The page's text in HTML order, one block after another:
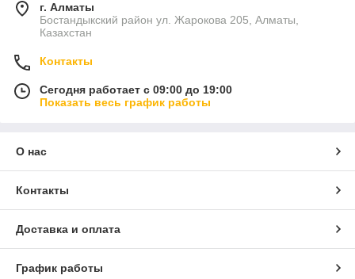
г. Алматы
Бостандыкский район ул. Жарокова 205, Алматы,
Казахстан
Контакты
Сегодня работает с 09:00 до 19:00
Показать весь график работы
О нас
Контакты
Доставка и оплата
График работы